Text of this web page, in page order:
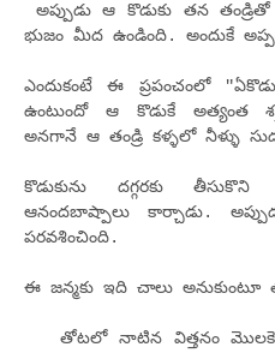
అప్పుడు ఆ కొడుకు తన
భుజం మీద ఉండింది. అందుకే
ఎందుకంటే ఈ ప్రపంచంలో
ఉంటుందో ఆ కొడుకే అత్యంత
అనగానే ఆ తండ్రి కళ్ళలో నీళ్ళు
కొడుకును దగ్గరకు
ఆనందబాష్పాలు కార్చాడు.
పరవశించింది.
ఈ జన్మకు ఇది చాలు
తోటలో నాటిన విత్తనం